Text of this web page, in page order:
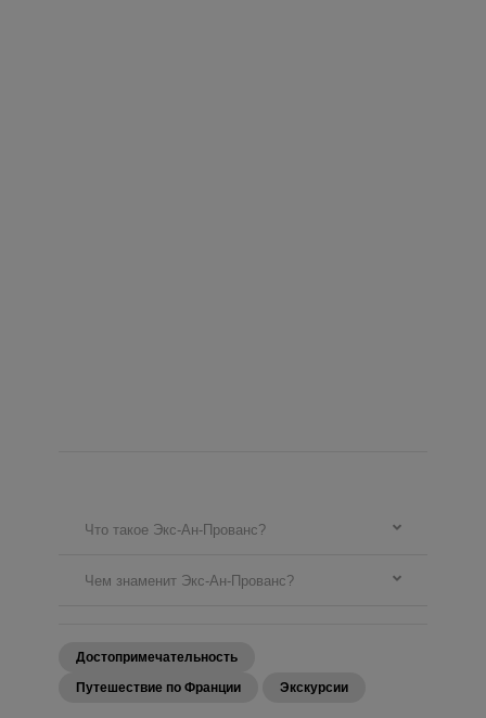
Что такое Экс-Ан-Прованс?
Чем знаменит Экс-Ан-Прованс?
Достопримечательность
Путешествие по Франции
Экскурсии